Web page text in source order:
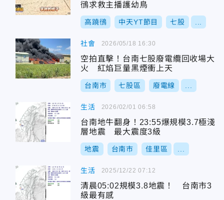
鴴求救主播護幼鳥
高蹺鴴 中天YT節目 七股
社會
空拍直擊！台南七股廢電纜回收場大
火 紅焰巨量黑煙衝上天
台南市 七股區 廢電線
2026/05/18 16:30
生活
台南地牛翻身！23:55爆規模3.7極淺
層地震 最大震度3級
地震 台南市 佳里區
2026/02/01 06:58
生活
清晨05:02規模3.8地震！ 台南市3
級最有感
2025/12/22 07:12